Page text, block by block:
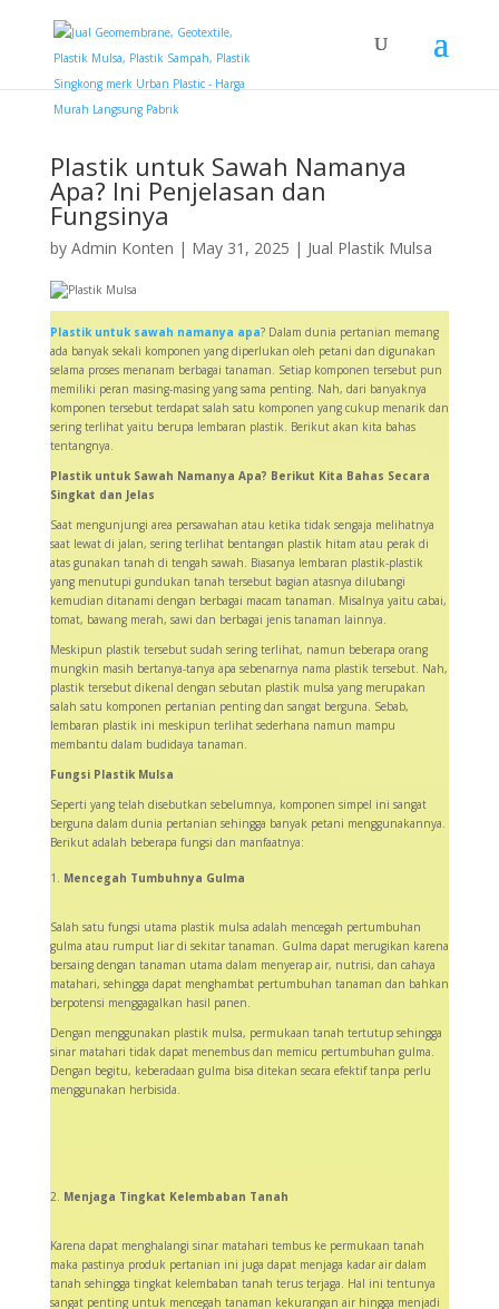
Plastik untuk Sawah Namanya
Apa? Ini Penjelasan dan
Fungsinya
by Admin Konten | May 31, 2025 | Jual Plastik Mulsa
Plastik untuk sawah namanya apa? Dalam dunia pertanian memang
ada banyak sekali komponen yang diperlukan oleh petani dan digunakan
selama proses menanam berbagai tanaman. Setiap komponen tersebut pun
memiliki peran masing-masing yang sama penting. Nah, dari banyaknya
komponen tersebut terdapat salah satu komponen yang cukup menarik dan
sering terlihat yaitu berupa lembaran plastik. Berikut akan kita bahas
tentangnya.
Plastik untuk Sawah Namanya Apa? Berikut Kita Bahas Secara
Singkat dan Jelas
Saat mengunjungi area persawahan atau ketika tidak sengaja melihatnya
saat lewat di jalan, sering terlihat bentangan plastik hitam atau perak di
atas gunakan tanah di tengah sawah. Biasanya lembaran plastik-plastik
yang menutupi gundukan tanah tersebut bagian atasnya dilubangi
kemudian ditanami dengan berbagai macam tanaman. Misalnya yaitu cabai,
tomat, bawang merah, sawi dan berbagai jenis tanaman lainnya.
Meskipun plastik tersebut sudah sering terlihat, namun beberapa orang
mungkin masih bertanya-tanya apa sebenarnya nama plastik tersebut. Nah,
plastik tersebut dikenal dengan sebutan plastik mulsa yang merupakan
salah satu komponen pertanian penting dan sangat berguna. Sebab,
lembaran plastik ini meskipun terlihat sederhana namun mampu
membantu dalam budidaya tanaman.
Fungsi Plastik Mulsa
Seperti yang telah disebutkan sebelumnya, komponen simpel ini sangat
berguna dalam dunia pertanian sehingga banyak petani menggunakannya.
Berikut adalah beberapa fungsi dan manfaatnya:
Mencegah Tumbuhnya Gulma
Salah satu fungsi utama plastik mulsa adalah mencegah pertumbuhan
gulma atau rumput liar di sekitar tanaman. Gulma dapat merugikan karena
bersaing dengan tanaman utama dalam menyerap air, nutrisi, dan cahaya
matahari, sehingga dapat menghambat pertumbuhan tanaman dan bahkan
berpotensi menggagalkan hasil panen.
Dengan menggunakan plastik mulsa, permukaan tanah tertutup sehingga
sinar matahari tidak dapat menembus dan memicu pertumbuhan gulma.
Dengan begitu, keberadaan gulma bisa ditekan secara efektif tanpa perlu
menggunakan herbisida.
Menjaga Tingkat Kelembaban Tanah
Karena dapat menghalangi sinar matahari tembus ke permukaan tanah
maka pastinya produk pertanian ini juga dapat menjaga kadar air dalam
tanah sehingga tingkat kelembaban tanah terus terjaga. Hal ini tentunya
sangat penting untuk mencegah tanaman kekurangan air hingga menjadi